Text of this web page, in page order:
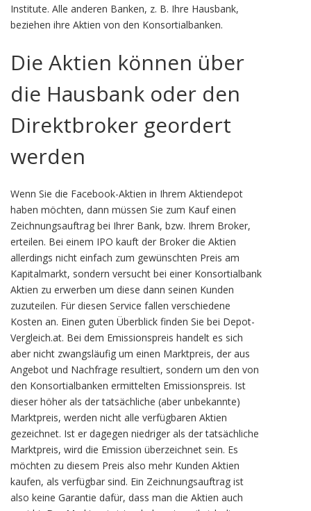
Institute. Alle anderen Banken, z. B. Ihre Hausbank,
beziehen ihre Aktien von den Konsortialbanken.
Die Aktien können über
die Hausbank oder den
Direktbroker geordert
werden
Wenn Sie die Facebook-Aktien in Ihrem Aktiendepot
haben möchten, dann müssen Sie zum Kauf einen
Zeichnungsauftrag bei Ihrer Bank, bzw. Ihrem Broker,
erteilen. Bei einem IPO kauft der Broker die Aktien
allerdings nicht einfach zum gewünschten Preis am
Kapitalmarkt, sondern versucht bei einer Konsortialbank
Aktien zu erwerben um diese dann seinen Kunden
zuzuteilen. Für diesen Service fallen verschiedene
Kosten an. Einen guten Überblick finden Sie bei Depot-
Vergleich.at. Bei dem Emissionspreis handelt es sich
aber nicht zwangsläufig um einen Marktpreis, der aus
Angebot und Nachfrage resultiert, sondern um den von
den Konsortialbanken ermittelten Emissionspreis. Ist
dieser höher als der tatsächliche (aber unbekannte)
Marktpreis, werden nicht alle verfügbaren Aktien
gezeichnet. Ist er dagegen niedriger als der tatsächliche
Marktpreis, wird die Emission überzeichnet sein. Es
möchten zu diesem Preis also mehr Kunden Aktien
kaufen, als verfügbar sind. Ein Zeichnungsauftrag ist
also keine Garantie dafür, dass man die Aktien auch